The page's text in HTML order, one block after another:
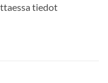
tiedot